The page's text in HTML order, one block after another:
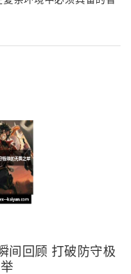
间回顾 打破防守极